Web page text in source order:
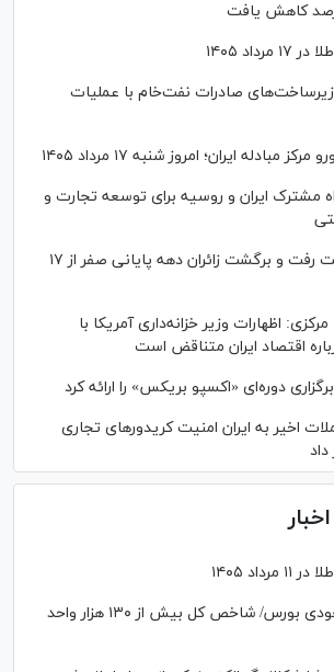
۱۴۰۵
زیرساخت‌های صادرات نفت‌خام با عملیات
مبادله ایران؛ امروز شنبه ۱۷ مرداد ۱۴۰۵
مشترک ایران و روسیه برای توسعه تجارت و
آغاز فروش بلیت رفت و برگشت زائران دهه پایانی صفر از ۱۷
اظهارات وزیر خزانه‌داری آمریکا با
اقتصاد ایران متناقض است
دوره‌ای «اکسپو بریکس» را ارائه کرد
اخیر به ایران امنیت کریدورهای تجاری
۱۴۰۵
تداوم روند صعودی بورس/ شاخص کل بیش از ۱۳۰ هزار واحد